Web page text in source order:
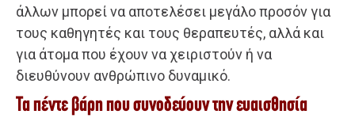
άλλων μπορεί να αποτελέσει μεγάλο προσόν για
τους καθηγητές και τους θεραπευτές, αλλά και
για άτομα που έχουν να χειριστούν ή να
διευθύνουν ανθρώπινο δυναμικό.
Τα πέντε βάρη που συνοδεύουν την ευαισθησία